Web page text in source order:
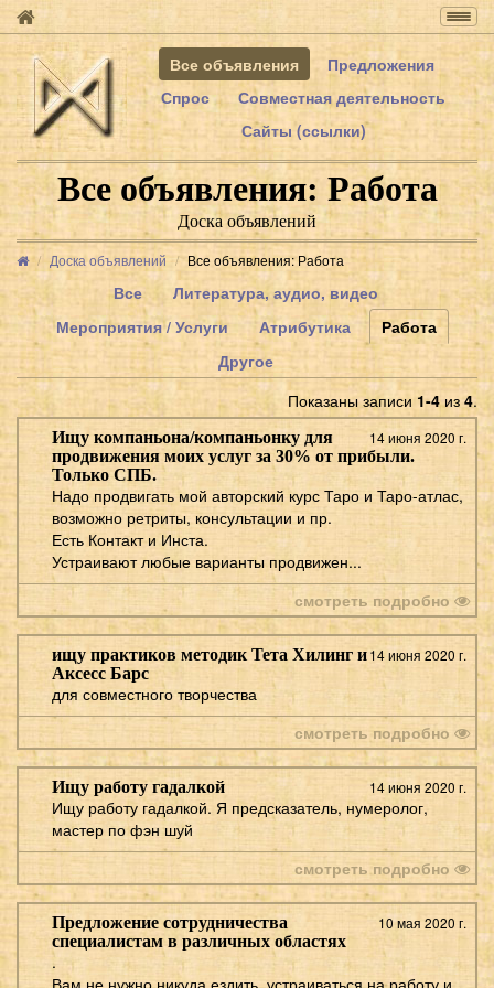
Все объявления
Предложения
Спрос
Совместная деятельность
Сайты (ссылки)
Все объявления: Работа
Доска объявлений
Доска объявлений Все объявления: Работа
Все
Литература, аудио, видео
Мероприятия / Услуги
Атрибутика
Работа
Другое
Показаны записи 1-4из 4.
14 июня 2020 г.
Ищу компаньона/компаньонку для
продвижения моих услуг за 30% от прибыли.
Только СПБ.
Надо продвигать мой авторский курс Таро и Таро-атлас,
возможно ретриты, консультации и пр.
Есть Контакт и Инста.
Устраивают любые варианты продвижен...
смотреть подробно
14 июня 2020 г.
ищу практиков методик Тета Хилинг и
Аксесс Барс
для совместного творчества
смотреть подробно
14 июня 2020 г.
Ищу работу гадалкой
Ищу работу гадалкой. Я предсказатель, нумеролог,
мастер по фэн шуй
смотреть подробно
10 мая 2020 г.
Предложение сотрудничества
специалистам в различных областях
.
Вам не нужно никуда ездить, устраиваться на работу и